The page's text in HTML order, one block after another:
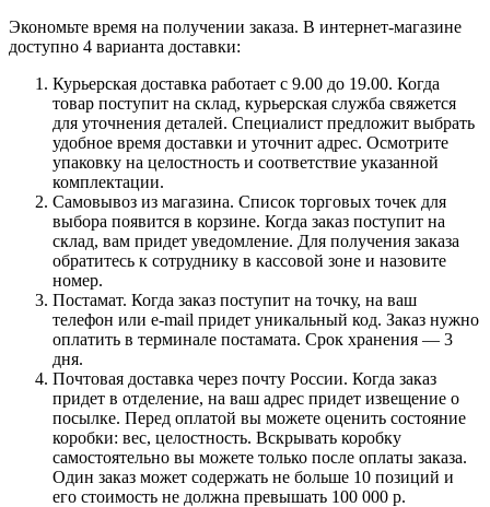
Экономьте время на получении заказа. В интернет-магазине
доступно 4 варианта доставки:
Курьерская доставка работает с 9.00 до 19.00. Когда
товар поступит на склад, курьерская служба свяжется
для уточнения деталей. Специалист предложит выбрать
удобное время доставки и уточнит адрес. Осмотрите
упаковку на целостность и соответствие указанной
комплектации.
Самовывоз из магазина. Список торговых точек для
выбора появится в корзине. Когда заказ поступит на
склад, вам придет уведомление. Для получения заказа
обратитесь к сотруднику в кассовой зоне и назовите
номер.
Постамат. Когда заказ поступит на точку, на ваш
телефон или e-mail придет уникальный код. Заказ нужно
оплатить в терминале постамата. Срок хранения — 3
дня.
Почтовая доставка через почту России. Когда заказ
придет в отделение, на ваш адрес придет извещение о
посылке. Перед оплатой вы можете оценить состояние
коробки: вес, целостность. Вскрывать коробку
самостоятельно вы можете только после оплаты заказа.
Один заказ может содержать не больше 10 позиций и
его стоимость не должна превышать 100 000 р.